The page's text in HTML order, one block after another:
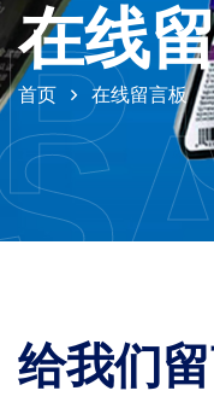
在线
首页 在线留言板
给我们